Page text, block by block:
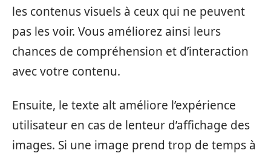
les contenus visuels à ceux qui ne peuvent
pas les voir. Vous améliorez ainsi leurs
chances de compréhension et d’interaction
avec votre contenu.
Ensuite, le texte alt améliore l’expérience
utilisateur en cas de lenteur d’affichage des
images. Si une image prend trop de temps à